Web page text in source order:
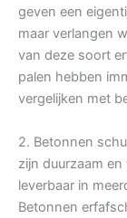
geven een
maar verlangen
van deze soort
palen hebben
vergelijken met
2. Betonnen
zijn duurzaam
leverbaar in
Betonnen